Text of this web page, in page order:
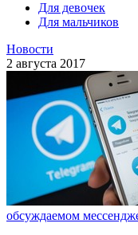
Для девочек
Для мальчиков
Новости
2 августа 2017
обсуждаемом